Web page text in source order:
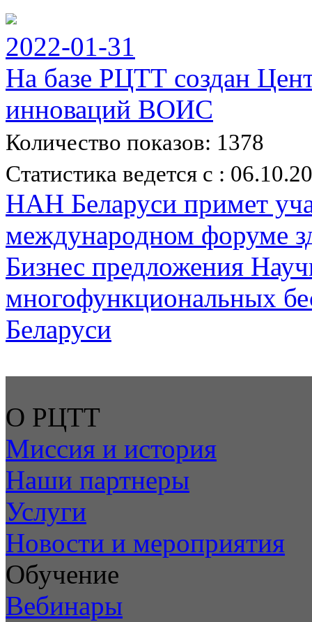
2022-01-31
На базе РЦТТ создан
инноваций ВОИС
Количество показов: 1378
Статистика ведется с :
НАН Беларуси примет
международном форуме
Бизнес предложения
многофункциональных
Беларуси
О РЦТТ
Миссия и история
Наши партнеры
Услуги
Новости и мероприятия
Обучение
Вебинары